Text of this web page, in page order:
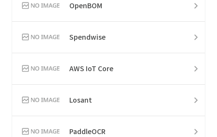
OpenBOM
Spendwise
AWS IoT Core
Losant
PaddleOCR